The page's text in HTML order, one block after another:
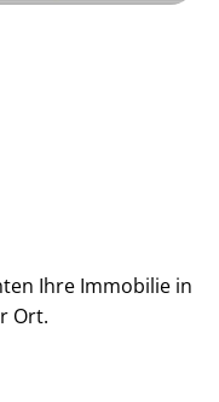
Ihre Immobilie in
Ort.